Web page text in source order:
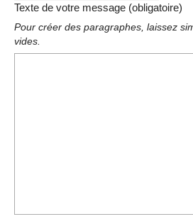
Texte de votre message (obligatoire)
Pour créer des paragraphes, laissez
vides.